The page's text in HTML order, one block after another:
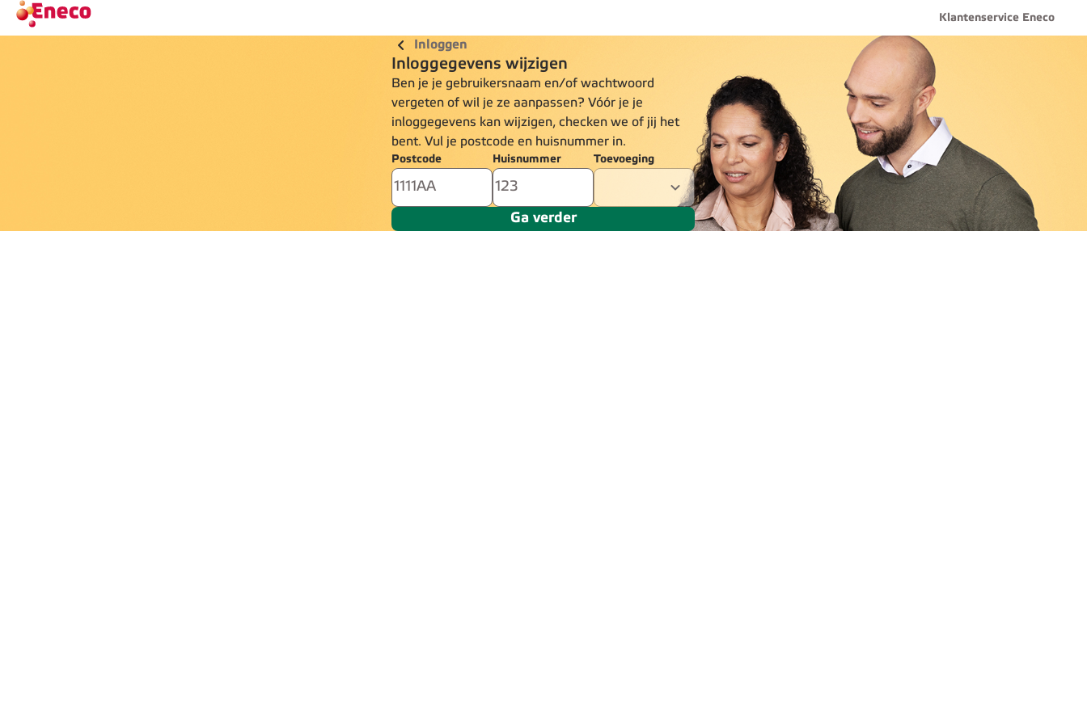
Klantenservice Eneco
Inloggen
Inloggegevens wijzigen
Ben je je gebruikersnaam en/of wachtwoord
vergeten of wil je ze aanpassen? Vóór je je
inloggegevens kan wijzigen, checken we of jij het
bent. Vul je postcode en huisnummer in.
Postcode Huisnummer Toevoeging
Ga verder